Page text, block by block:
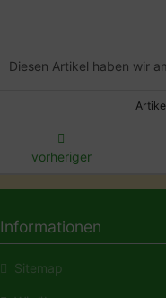
Diesen Artikel haben wir
vorheriger
Informationen
Sitemap